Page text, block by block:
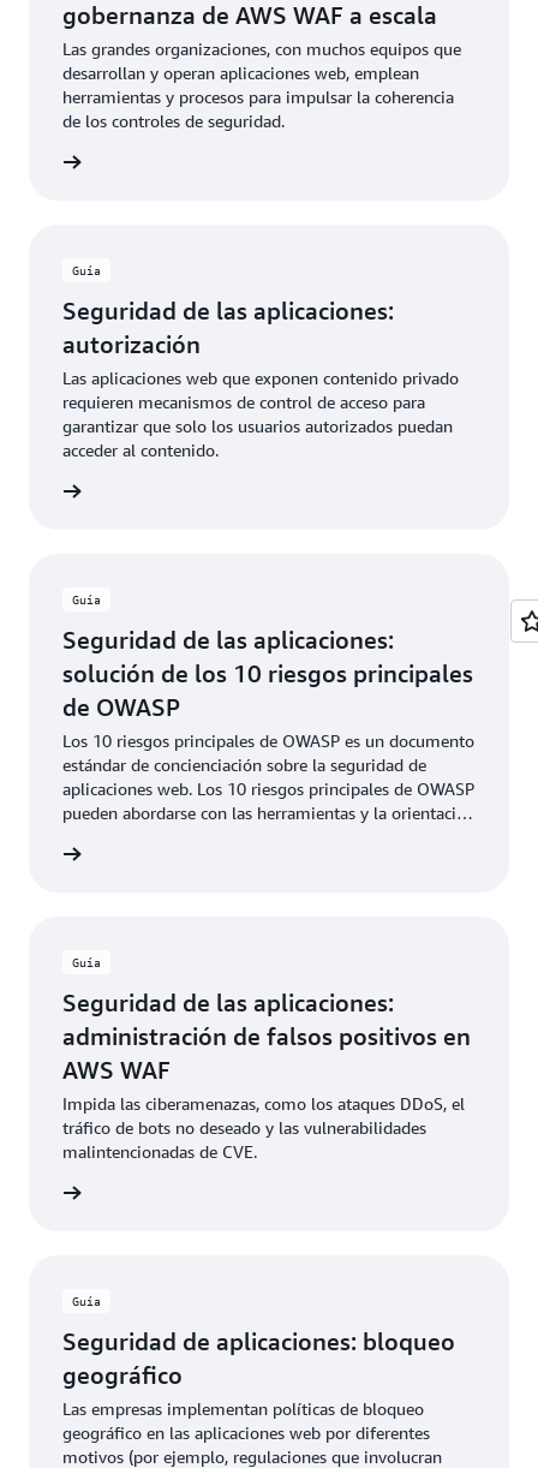
gobernanza de AWS WAF a escala
Las grandes organizaciones, con muchos equipos que
desarrollan y operan aplicaciones web, emplean
herramientas y procesos para impulsar la coherencia
de los controles de seguridad.
Guía
Seguridad de las aplicaciones:
autorización
Las aplicaciones web que exponen contenido privado
requieren mecanismos de control de acceso para
garantizar que solo los usuarios autorizados puedan
acceder al contenido.
Guía
Seguridad de las aplicaciones:
solución de los 10 riesgos principales
de OWASP
Los 10 riesgos principales de OWASP es un documento
estándar de concienciación sobre la seguridad de
aplicaciones web. Los 10 riesgos principales de OWASP
pueden abordarse con las herramientas y la orientación
Guía
Seguridad de las aplicaciones:
administración de falsos positivos en
AWS WAF
Impida las ciberamenazas, como los ataques DDoS, el
tráfico de bots no deseado y las vulnerabilidades
malintencionadas de CVE.
Guía
Seguridad de aplicaciones: bloqueo
geográfico
Las empresas implementan políticas de bloqueo
geográfico en las aplicaciones web por diferentes
motivos (por ejemplo, regulaciones que involucran